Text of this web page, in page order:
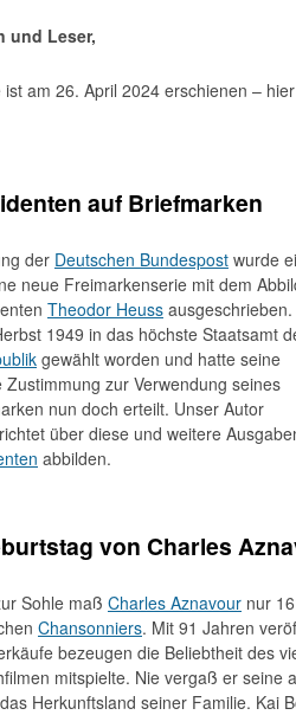
und Leser,
am 26. April 2024 erschienen – hier
auf Briefmarken
der Deutschen Bundespost wurde
neue Freimarkenserie mit dem
Theodor Heuss ausgeschrieben.
1949 in das höchste Staatsamt
gewählt worden und hatte seine
zur Verwendung seines
nun doch erteilt. Unser Autor
über diese und weitere
abbilden.
von Charles
Sohle maß Charles Aznavour nur
Chansonniers. Mit 91 Jahren
bezeugen die Beliebtheit des
mitspielte. Nie vergaß er seine
Herkunftsland seiner Familie. Kai